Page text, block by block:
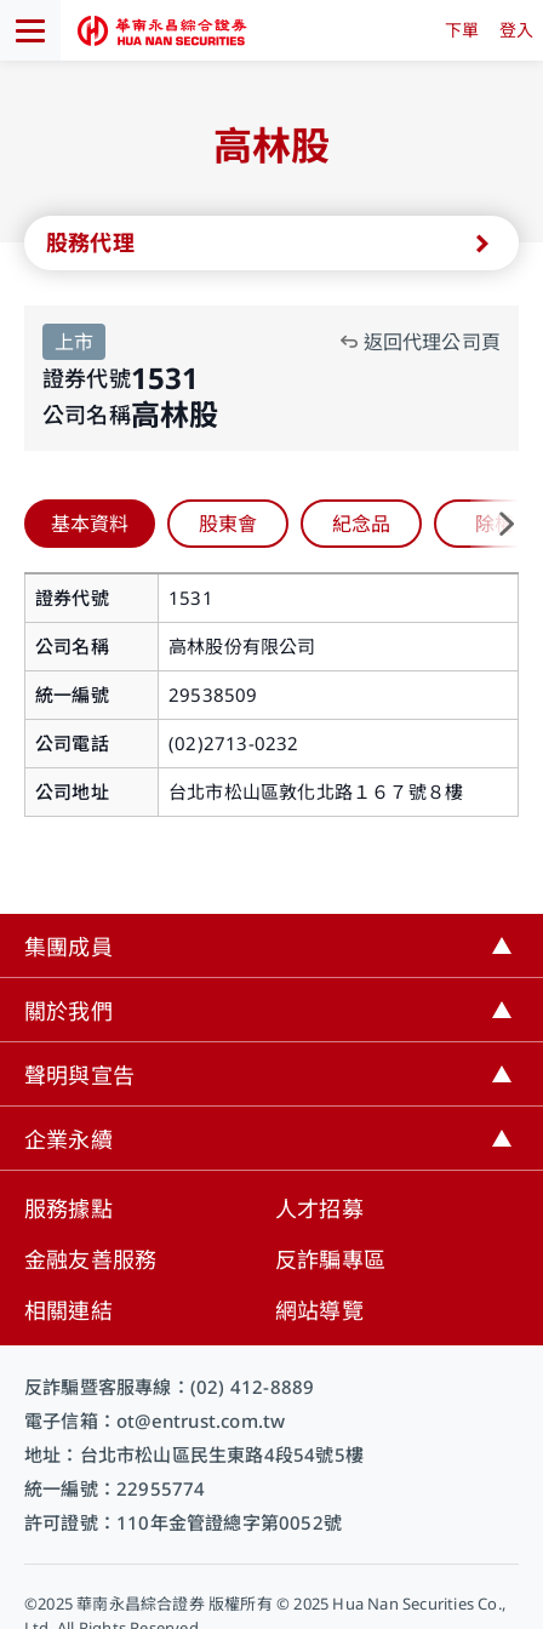
下單 登入
高林股
股務代理
上市
證券代號1531
公司名稱高林股
返回代理公司頁
基本資料 股東會 紀念品 除權
證券代號
1531
公司名稱
高林股份有限公司
統一編號
29538509
公司電話
(02)2713-0232
公司地址
台北市松山區敦化北路１６７號８樓
集團成員
關於我們
聲明與宣告
企業永續
服務據點
人才招募
金融友善服務
反詐騙專區
相關連結
網站導覽
反詐騙暨客服專線：(02) 412-8889
電子信箱：ot@entrust.com.tw
地址：台北市松山區民生東路4段54號5樓
統一編號：22955774
許可證號：110年金管證總字第0052號
©2025 華南永昌綜合證券 版權所有 © 2025 Hua Nan Securities Co.,
您即將離開華南永昌證券官網
之個人資料皆不適用本公司隱私權聲明之涵蓋範
圍。